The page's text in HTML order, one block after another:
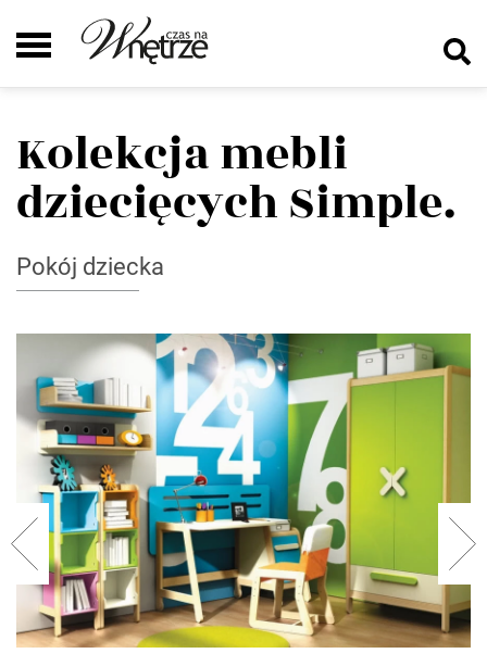
Kolekcja mebli
dziecięcych Simple.
Pokój dziecka